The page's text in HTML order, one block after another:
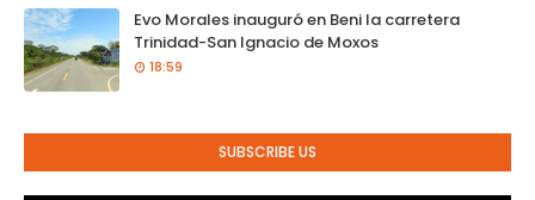
Evo Morales inauguró en Beni la carretera
Trinidad-San Ignacio de Moxos
18:59
SUBSCRIBE US